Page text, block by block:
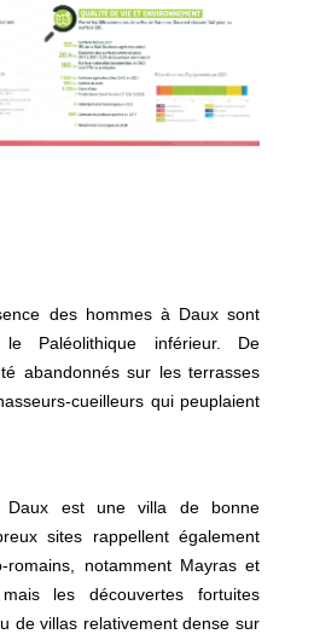
des hommes à Daux sont
le Paléolithique inférieur. De
abandonnés sur les terrasses
cueilleurs qui peuplaient
Daux est une villa de bonne
sites rappellent également
romains, notamment Mayras et
les découvertes fortuites
de villas relativement dense sur